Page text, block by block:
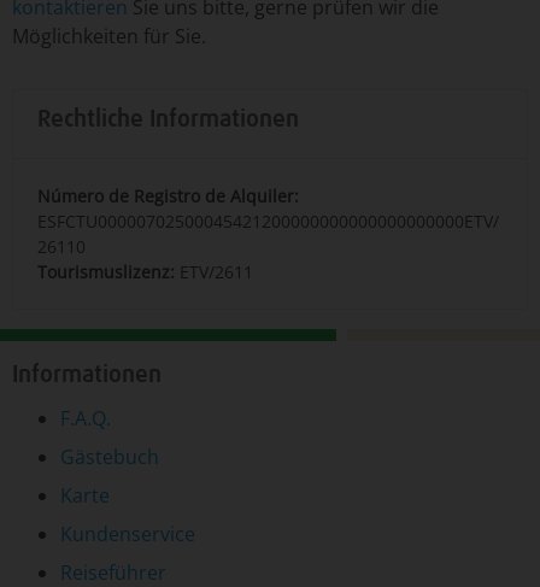
kontaktieren Sie uns bitte, gerne prüfen wir die
Möglichkeiten für Sie.
Rechtliche Informationen
Número de Registro de Alquiler:
ESFCTU00000702500045421200000000000000000000ETV/
26110
Tourismuslizenz: ETV/2611
Informationen
F.A.Q.
Gästebuch
Karte
Kundenservice
Reiseführer